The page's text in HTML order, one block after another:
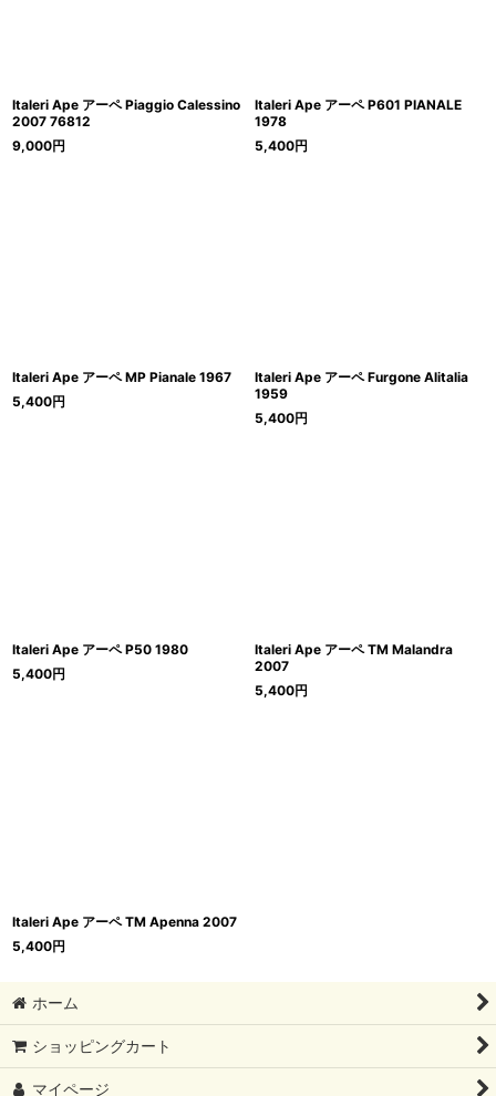
Italeri Ape アーペ Piaggio Calessino
2007 76812
9,000円
Italeri Ape アーペ P601 PIANALE
1978
5,400円
Italeri Ape アーペ MP Pianale 1967
5,400円
Italeri Ape アーペ Furgone Alitalia
1959
5,400円
Italeri Ape アーペ P50 1980
5,400円
Italeri Ape アーペ TM Malandra
2007
5,400円
Italeri Ape アーペ TM Apenna 2007
5,400円
ホーム
ショッピングカート
マイページ